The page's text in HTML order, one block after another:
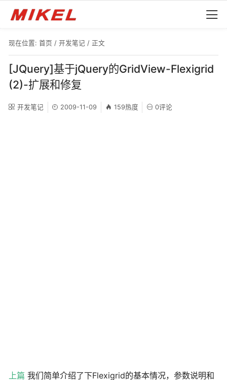
现在位置: 首页 / 开发笔记 / 正文
[JQuery]基于jQuery的GridView-Flexigrid
(2)-扩展和修复
开发笔记 2009-11-09 159热度 0评论
上篇 我们简单介绍了下Flexigrid的基本情况，参数说明和